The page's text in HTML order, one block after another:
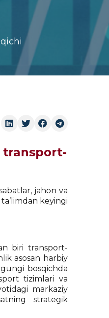
transport-
jahon va
keyingi
biri transport-
asosan harbiy
bosqichda
tizimlari va
markaziy
strategik